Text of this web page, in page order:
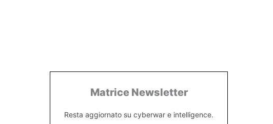
Matrice Newsletter
Resta aggiornato su cyberwar e intelligence.